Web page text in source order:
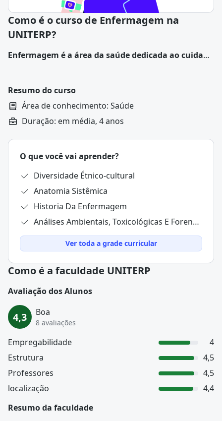
Como é o curso de Enfermagem na
UNITERP?
Enfermagem é a área da saúde dedicada ao cuidado
doenças.
Resumo do curso
Área de conhecimento: Saúde
Duração: em média, 4 anos
O que você vai aprender?
Diversidade Étnico-cultural
Anatomia Sistêmica
Historia Da Enfermagem
Análises Ambientais, Toxicológicas E Forenses
Ver toda a grade curricular
Como é a faculdade UNITERP
Avaliação dos Alunos
4,3 Boa
8 avaliações
Empregabilidade
4
Estrutura
4,5
Professores
4,5
localização
4,4
Resumo da faculdade